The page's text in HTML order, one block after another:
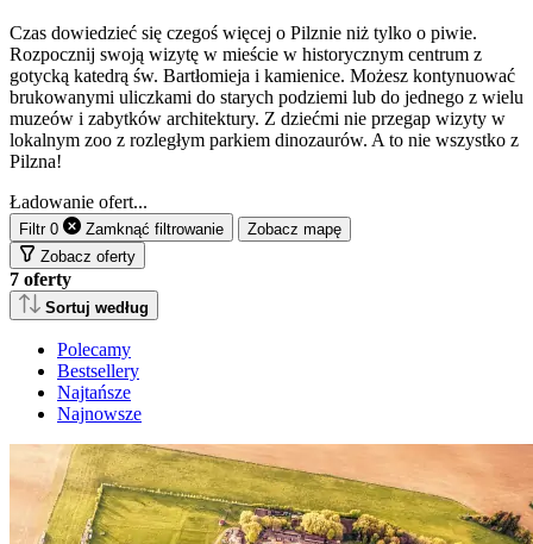
Czas dowiedzieć się czegoś więcej o Pilznie niż tylko o piwie.
Rozpocznij swoją wizytę w mieście w historycznym centrum z
gotycką katedrą św. Bartłomieja i kamienice. Możesz kontynuować
brukowanymi uliczkami do starych podziemi lub do jednego z wielu
muzeów i zabytków architektury. Z dziećmi nie przegap wizyty w
lokalnym zoo z rozległym parkiem dinozaurów. A to nie wszystko z
Pilzna!
Ładowanie ofert...
Filtr 0 Zamknąć filtrowanie
Zobacz mapę
Zobacz oferty
7 oferty
Sortuj według
Polecamy
Bestsellery
Najtańsze
Najnowsze